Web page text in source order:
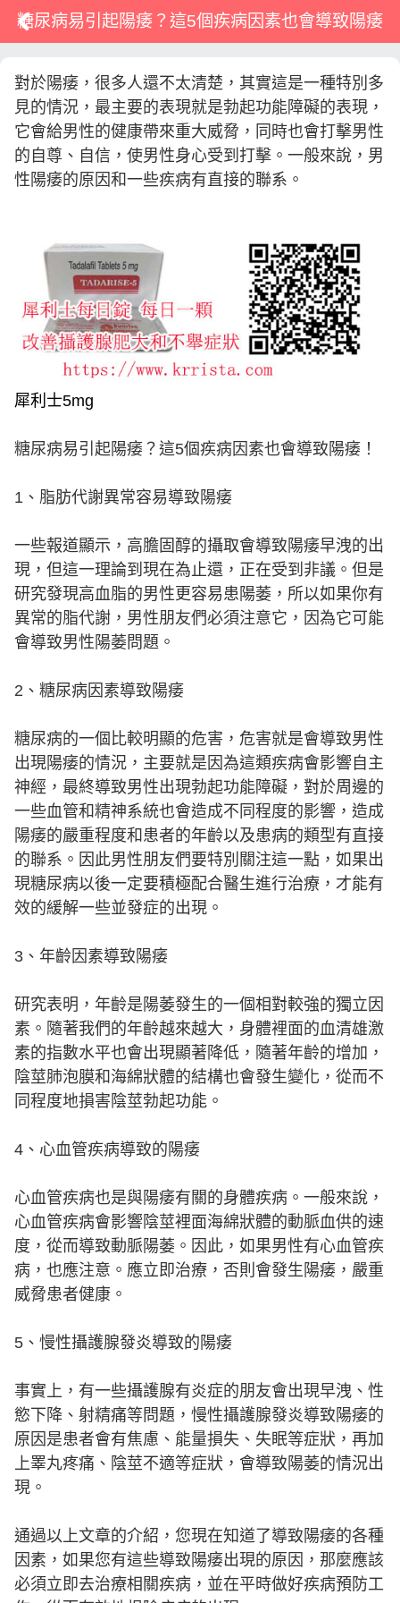
糖尿病易引起陽痿？這5個疾病因素也會導致陽痿
對於陽痿，很多人還不太清楚，其實這是一種特別多
見的情況，最主要的表現就是勃起功能障礙的表現，
它會給男性的健康帶來重大威脅，同時也會打擊男性
的自尊、自信，使男性身心受到打擊。一般來說，男
性陽痿的原因和一些疾病有直接的聯系。
犀利士5mg
糖尿病易引起陽痿？這5個疾病因素也會導致陽痿！
1、脂肪代謝異常容易導致陽痿
一些報道顯示，高膽固醇的攝取會導致陽痿早洩的出
現，但這一理論到現在為止還，正在受到非議。但是
研究發現高血脂的男性更容易患陽萎，所以如果你有
異常的脂代謝，男性朋友們必須注意它，因為它可能
會導致男性陽萎問題。
2、糖尿病因素導致陽痿
糖尿病的一個比較明顯的危害，危害就是會導致男性
出現陽痿的情況，主要就是因為這類疾病會影響自主
神經，最終導致男性出現勃起功能障礙，對於周邊的
一些血管和精神系統也會造成不同程度的影響，造成
陽痿的嚴重程度和患者的年齡以及患病的類型有直接
的聯系。因此男性朋友們要特別關注這一點，如果出
現糖尿病以後一定要積極配合醫生進行治療，才能有
效的緩解一些並發症的出現。
3、年齡因素導致陽痿
研究表明，年齡是陽萎發生的一個相對較強的獨立因
素。隨著我們的年齡越來越大，身體裡面的血清雄激
素的指數水平也會出現顯著降低，隨著年齡的增加，
陰莖肺泡膜和海綿狀體的結構也會發生變化，從而不
同程度地損害陰莖勃起功能。
4、心血管疾病導致的陽痿
心血管疾病也是與陽痿有關的身體疾病。一般來說，
心血管疾病會影響陰莖裡面海綿狀體的動脈血供的速
度，從而導致動脈陽萎。因此，如果男性有心血管疾
病，也應注意。應立即治療，否則會發生陽痿，嚴重
威脅患者健康。
5、慢性攝護腺發炎導致的陽痿
事實上，有一些攝護腺有炎症的朋友會出現早洩、性
慾下降、射精痛等問題，慢性攝護腺發炎導致陽痿的
原因是患者會有焦慮、能量損失、失眠等症狀，再加
上睪丸疼痛、陰莖不適等症狀，會導致陽萎的情況出
現。
通過以上文章的介紹，您現在知道了導致陽痿的各種
因素，如果您有這些導致陽痿出現的原因，那麼應該
必須立即去治療相關疾病，並在平時做好疾病預防工